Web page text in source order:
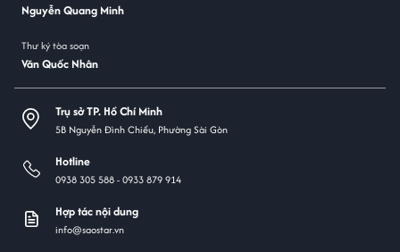
Nguyễn Quang Minh
Thư ký tòa soạn
Văn Quốc Nhân
Trụ sở TP. Hồ Chí Minh
5B Nguyễn Đình Chiểu, Phường Sài Gòn
Hotline
0938 305 588 -0933 879 914
Hợp tác nội dung
info@saostar.vn